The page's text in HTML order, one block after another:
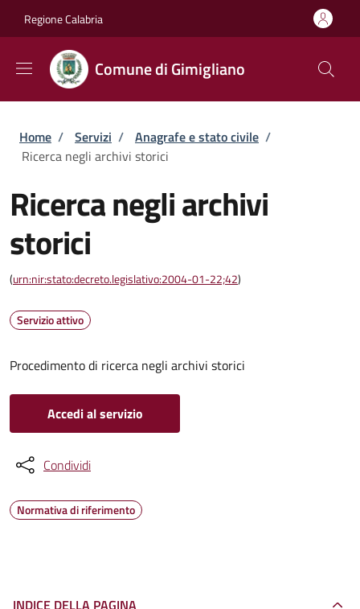
Regione Calabria
Comune di Gimigliano
Briciole di pane
Home / Servizi / Anagrafe e stato civile /
Ricerca negli archivi storici
Ricerca negli archivi
storici
(urn:nir:stato:decreto.legislativo:2004-01-22;42)
Servizio attivo
Procedimento di ricerca negli archivi storici
Accedi al servizio
Condividi
Normativa di riferimento
INDICE DELLA PAGINA